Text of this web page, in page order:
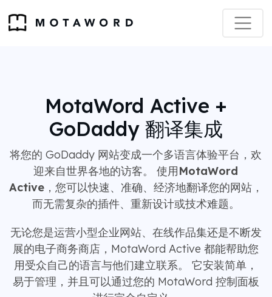
MotaWord Active +
GoDaddy 翻译集成
将您的 GoDaddy 网站变成一个多语言体验平台，欢
迎来自世界各地的访客。 使用MotaWord
Active，您可以快速、准确、经济地翻译您的网站，
而无需复杂的插件、重新设计或技术难题。
无论您是运营小型企业网站、在线作品集还是不断发
展的电子商务商店，MotaWord Active 都能帮助您
用受众自己的语言与他们建立联系。 它安装简单，
易于管理，并且可以通过您的 MotaWord 控制面板